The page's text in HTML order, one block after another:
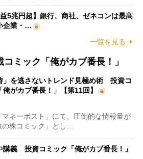
5兆円超】銀行、商社、ゼネコンは最高
企業・…
一覧を見る
ミック「俺がカブ番長！」
」を逃さないトレンド見極め術 投資コ
俺がカブ番長！」【第11回】
ネーポスト」にて、圧倒的な情報量が
株コミック」とし…
講義 投資コミック「俺がカブ番長！」